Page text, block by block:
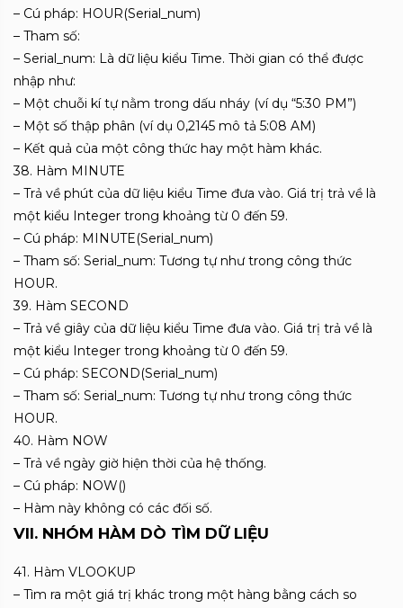
– Cú pháp: HOUR(Serial_num)
– Tham số:
– Serial_num: Là dữ liệu kiểu Time. Thời gian có thể được
nhập như:
– Một chuỗi kí tự nằm trong dấu nháy (ví dụ “5:30 PM”)
– Một số thập phân (ví dụ 0,2145 mô tả 5:08 AM)
– Kết quả của một công thức hay một hàm khác.
38. Hàm MINUTE
– Trả về phút của dữ liệu kiểu Time đưa vào. Giá trị trả về là
một kiểu Integer trong khoảng từ 0 đến 59.
– Cú pháp: MINUTE(Serial_num)
– Tham số: Serial_num: Tương tự như trong công thức
HOUR.
39. Hàm SECOND
– Trả về giây của dữ liệu kiểu Time đưa vào. Giá trị trả về là
một kiểu Integer trong khoảng từ 0 đến 59.
– Cú pháp: SECOND(Serial_num)
– Tham số: Serial_num: Tương tự như trong công thức
HOUR.
40. Hàm NOW
– Trả về ngày giờ hiện thời của hệ thống.
– Cú pháp: NOW()
– Hàm này không có các đối số.
VII. NHÓM HÀM DÒ TÌM DỮ LIỆU
41. Hàm VLOOKUP
– Tìm ra một giá trị khác trong một hàng bằng cách so